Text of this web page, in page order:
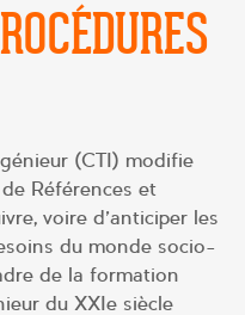
(CTI) modifie
Références et
voire d’anticiper les
du monde socio-
de la formation
du XXIe siècle